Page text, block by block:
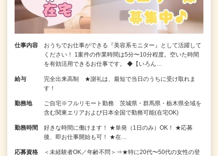
仕事内容
おうちでお仕事ができる『美容系モニター』として活躍して
ください！ 1案件の作業時間は5分〜10分程度。空いた時間
を有効活用できるお仕事です。 ◆【いろん…
給与
完全出来高制 ★謝礼は、最短で当日のうちに受け取れま
す！
勤務地
ご自宅※フルリモート勤務 茨城県・群馬県・栃木県全域を
含む関東エリアおよび日本全国で勤務可能(在宅OK)
勤務時間
好きな時間に働けます！ ★単発（1日のみ）OK！ ★応募
後、即お仕事開始も可！ ★在…
応募資格
＜未経験者OK／年齢不問＞⇒★特に20代〜50代の女性の登